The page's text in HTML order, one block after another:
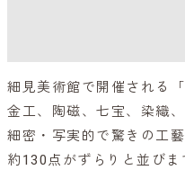
細見美術館で開催される
金工、陶磁、七宝、染織
細密・写実的で驚きの工
約130点がずらりと並びま